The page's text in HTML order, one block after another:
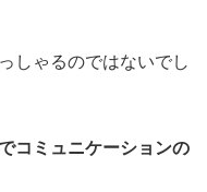
しゃるのではないでし
コミュニケーションの